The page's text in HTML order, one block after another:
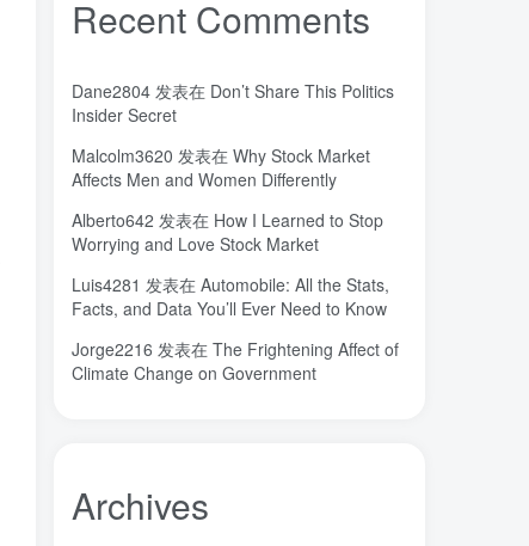
宝塔(2) 学术会议(0) 大国崛起(1)
命运(2) 吸引力法则(1) 君临 (1)
原位(35) 南海(2) 北京大学(1)
关键帧 全屏滚动(1)
亿万富翁 (2) 人生 (2) 乐愚分享(0)
stable diffusion(6) notionai(1) notion
Recent Comments
Dane2804 发表在 Don’t Share This Politics
Insider Secret
Malcolm3620 发表在 Why Stock Market
Affects Men and Women Differently
Alberto642 发表在 How I Learned to Stop
Worrying and Love Stock Market
Luis4281 发表在 Automobile: All the Stats,
Facts, and Data You’ll Ever Need to Know
Jorge2216 发表在 The Frightening Affect of
Climate Change on Government
Archives